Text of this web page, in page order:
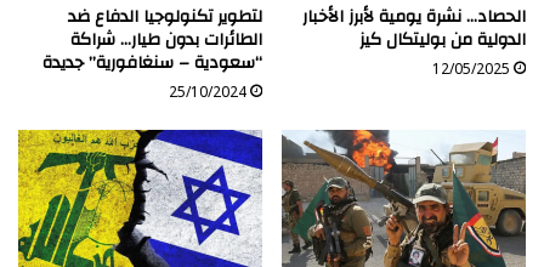
الحصاد… نشرة يومية لأبرز الأخبار
الدولية من بوليتكال كيز
12/05/2025
لتطوير تكنولوجيا الدفاع ضد
الطائرات بدون طيار… شراكة
“سعودية – سنغافورية” جديدة
25/10/2024